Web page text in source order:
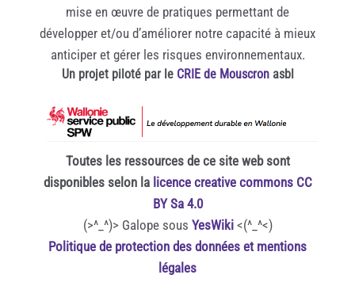
mise en œuvre de pratiques permettant de
développer et/ou d’améliorer notre capacité à mieux
anticiper et gérer les risques environnementaux.
Un projet piloté par le CRIE de Mouscronasbl
Toutes les ressources de ce site web sont
disponibles selon la licence creative commons CC
BY Sa 4.0
(>^_^)> Galope sous YesWiki<(^_^<)
Politique de protection des données et mentions
légales